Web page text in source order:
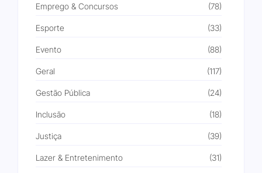
Emprego & Concursos (78)
Esporte (33)
Evento (88)
Geral (117)
Gestão Pública (24)
Inclusão (18)
Justiça (39)
Lazer & Entretenimento (31)